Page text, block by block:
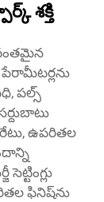
శక్తి
పేరామీటర్లను
పల్స్
ఉపరితల
ఫినిష్‌ను